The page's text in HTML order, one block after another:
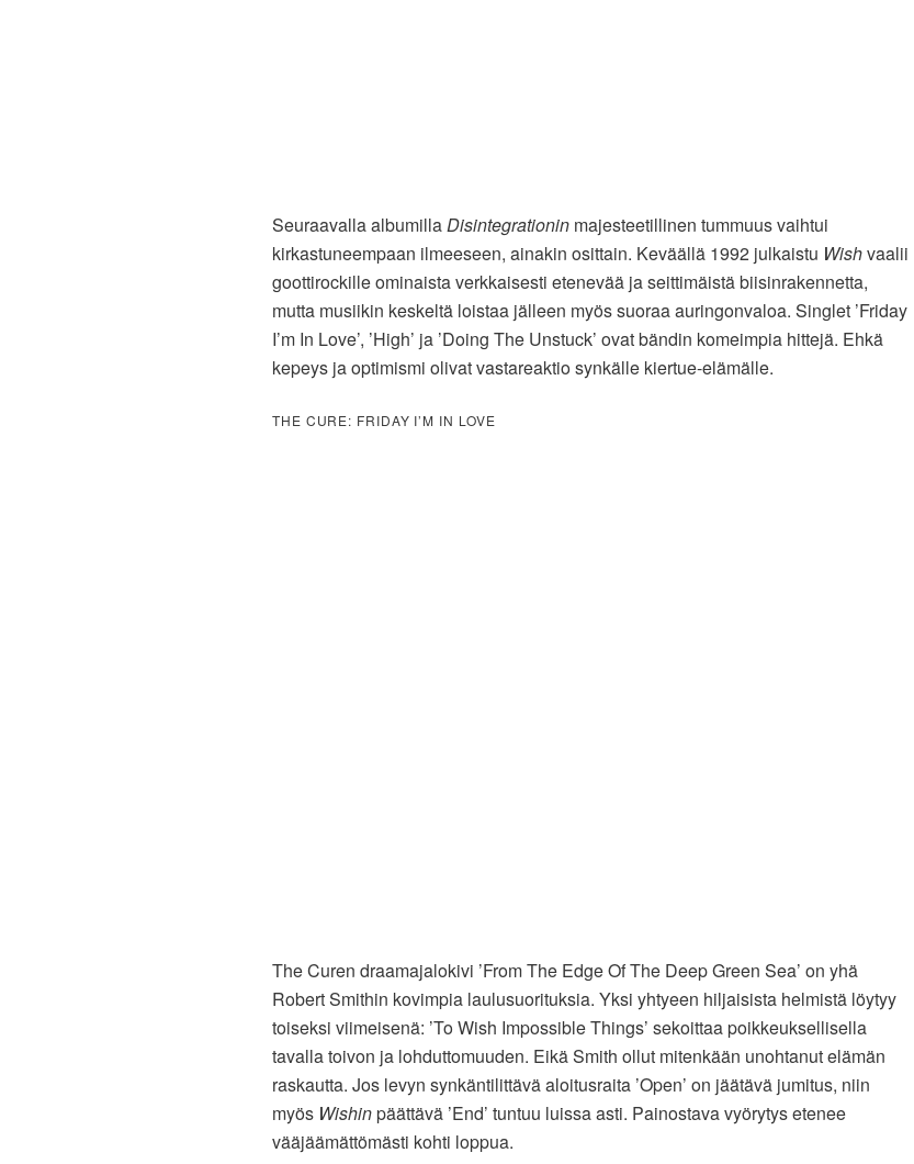
Seuraavalla albumillaDisintegrationin majesteetillinen tummuus vaihtui
kirkastuneempaan ilmeeseen, ainakin osittain. Keväällä 1992 julkaistu Wishvaalii
goottirockille ominaista verkkaisesti etenevää ja seittimäistä biisinrakennetta,
mutta musiikin keskeltä loistaa jälleen myös suoraa auringonvaloa. Singlet ’Friday
I’m In Love’, ’High’ ja ’Doing The Unstuck’ ovat bändin komeimpia hittejä. Ehkä
kepeys ja optimismi olivat vastareaktio synkälle kiertue-elämälle.
THE CURE: FRIDAY I’M IN LOVE
The Curen draamajalokivi ’From The Edge Of The Deep Green Sea’ on yhä
Robert Smithin kovimpia laulusuorituksia. Yksi yhtyeen hiljaisista helmistä löytyy
toiseksi viimeisenä: ’To Wish Impossible Things’ sekoittaa poikkeuksellisella
tavalla toivon ja lohduttomuuden. Eikä Smith ollut mitenkään unohtanut elämän
raskautta. Jos levyn synkäntilittävä aloitusraita ’Open’ on jäätävä jumitus, niin
myös Wishinpäättävä ’End’ tuntuu luissa asti. Painostava vyörytys etenee
vääjäämättömästi kohti loppua.